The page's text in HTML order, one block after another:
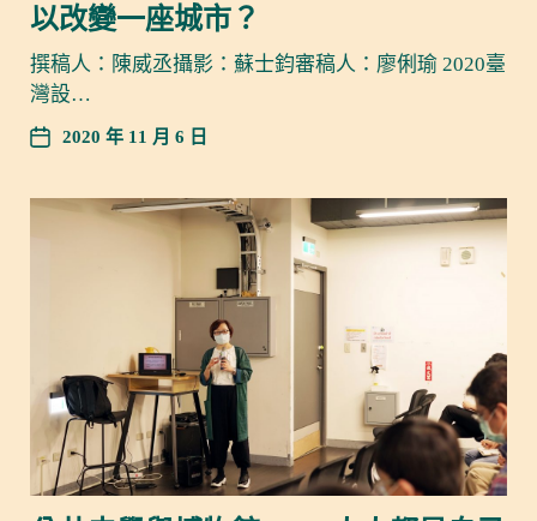
以改變一座城市？
撰稿人：陳威丞攝影：蘇士鈞審稿人：廖俐瑜 2020臺
灣設…
2020 年 11 月 6 日